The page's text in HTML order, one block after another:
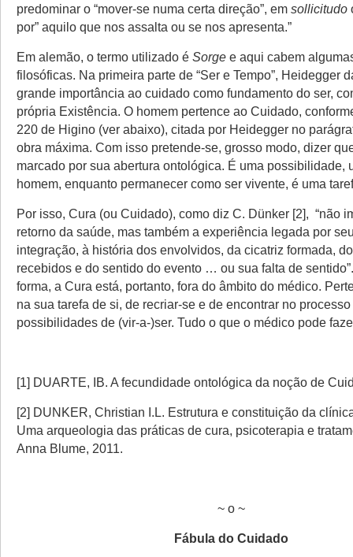
predominar o “mover-se numa certa direção”, em sollicitudo
por” aquilo que nos assalta ou se nos apresenta.”
Em alemão, o termo utilizado é Sorge e aqui cabem
filosóficas. Na primeira parte de “Ser e Tempo”, Heidegger
grande importância ao cuidado como fundamento do ser,
própria Existência. O homem pertence ao Cuidado,
220 de Higino (ver abaixo), citada por Heidegger no
obra máxima. Com isso pretende-se, grosso modo, dizer
marcado por sua abertura ontológica. É uma possibilidade,
homem, enquanto permanecer como ser vivente, é uma
Por isso, Cura (ou Cuidado), como diz C. Dünker [2], “não
retorno da saúde, mas também a experiência legada por
integração, à história dos envolvidos, da cicatriz formada,
recebidos e do sentido do evento … ou sua falta de
forma, a Cura está, portanto, fora do âmbito do médico.
na sua tarefa de si, de recriar-se e de encontrar no
possibilidades de (vir-a-)ser. Tudo o que o médico pode
[1] DUARTE, IB. A fecundidade ontológica da noção de
[2] DUNKER, Christian I.L. Estrutura e constituição da
Uma arqueologia das práticas de cura, psicoterapia e
Anna Blume, 2011.
~ o ~
Fábula do Cuidado